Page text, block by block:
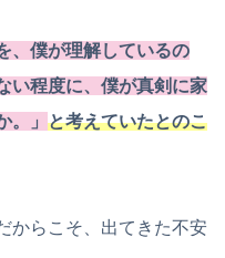
、僕が理解しているの
い程度に、僕が真剣に家
。」 と考えていたとのこ
からこそ、出てきた不安